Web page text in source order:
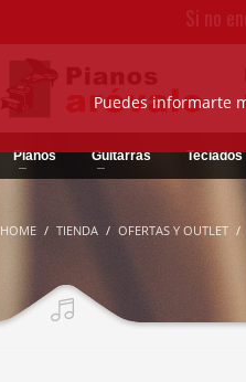
Pianos Guitarras Teclados
HOME TIENDA OFERTAS Y OUTLET
Si no
Puedes informarte